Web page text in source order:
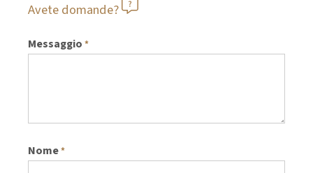
Avete domande?
Messaggio *
Nome*